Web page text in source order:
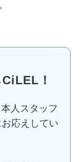
！
本人スタッフ
応えしてい